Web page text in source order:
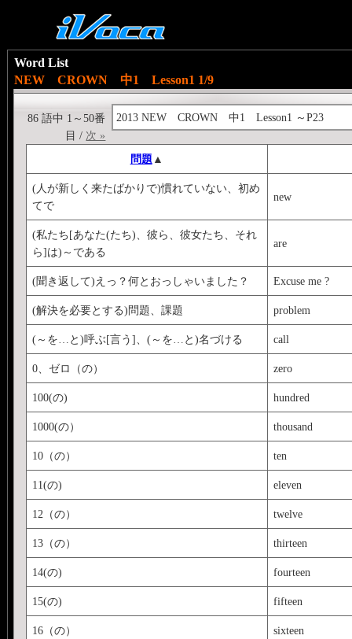
Word List
NEW CROWN 中1 Lesson1 1/9
2013 NEW CROWN 中1 Lesson1 ～P23
86 語中 1～50番
目 / 次 »
問題 ▲
(人が新しく来たばかりで)慣れていない、初め
てで
new
(私たち[あなた(たち)、彼ら、彼女たち、それ
ら]は)～である
are
(聞き返して)えっ？何とおっしゃいました？ Excuse me ?
(解決を必要とする)問題、課題 problem
(～を…と)呼ぶ[言う]、(～を…と)名づける call
0、ゼロ（の） zero
100(の) hundred
1000(の） thousand
10（の） ten
11(の) eleven
12（の） twelve
13（の） thirteen
14(の) fourteen
15(の) fifteen
16（の） sixteen